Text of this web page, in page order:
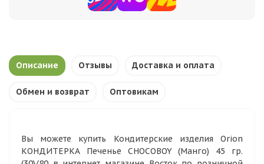
Описание Отзывы Доставка и оплата
Обмен и возврат Оптовикам
Вы можете купить Кондитерские изделия Orion
КОНДИТЕРКА Печенье CHOCOBOY (Манго) 45 гр.